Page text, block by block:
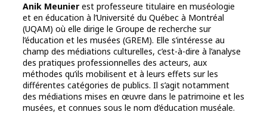
Anik Meunier est professeure titulaire en muséologie
et en éducation à l’Université du Québec à Montréal
(UQAM) où elle dirige le Groupe de recherche sur
l’éducation et les musées (GREM). Elle s’intéresse au
champ des médiations culturelles, c’est-à-dire à l’analyse
des pratiques professionnelles des acteurs, aux
méthodes qu’ils mobilisent et à leurs effets sur les
différentes catégories de publics. Il s’agit notamment
des médiations mises en œuvre dans le patrimoine et les
musées, et connues sous le nom d’éducation muséale.